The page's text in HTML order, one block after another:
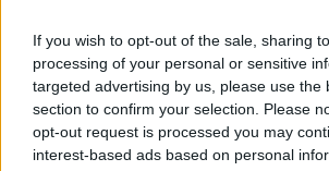
If you wish to opt-out of the sale, sharing
processing of your personal or sensitive
targeted advertising by us, please use the
section to confirm your selection. Please
opt-out request is processed you may
interest-based ads based on personal
un’organizzazione terroristica
designazione avvenuta solo
fatti per aggravare la sua
riflesso di una giustizia che da
risponde più agli standard